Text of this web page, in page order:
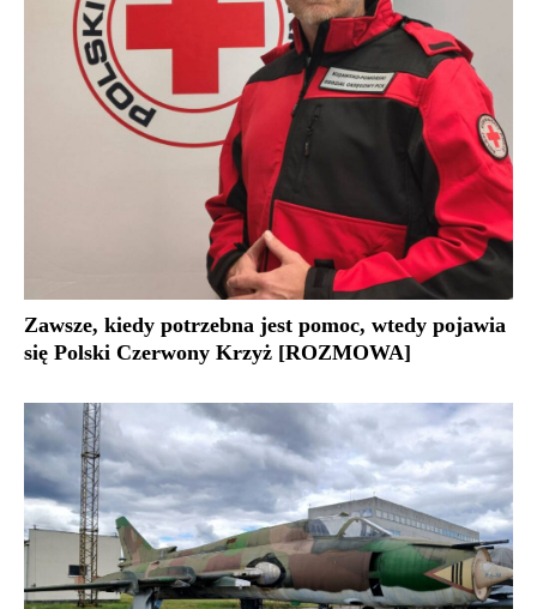
Zawsze, kiedy potrzebna jest pomoc, wtedy pojawia
się Polski Czerwony Krzyż [ROZMOWA]